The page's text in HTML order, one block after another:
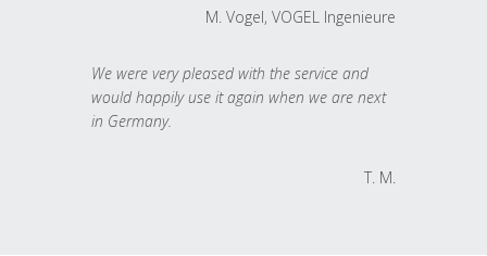
M. Vogel, VOGEL Ingenieure
We were very pleased with the service and
would happily use it again when we are next
in Germany.
T. M.